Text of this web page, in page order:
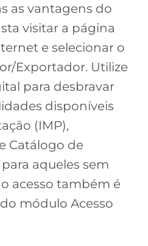
as vantagens do
visitar a página
e selecionar o
Exportador. Utilize
para desbravar
disponíveis
(IMP),
Catálogo de
aqueles sem
acesso também é
módulo Acesso